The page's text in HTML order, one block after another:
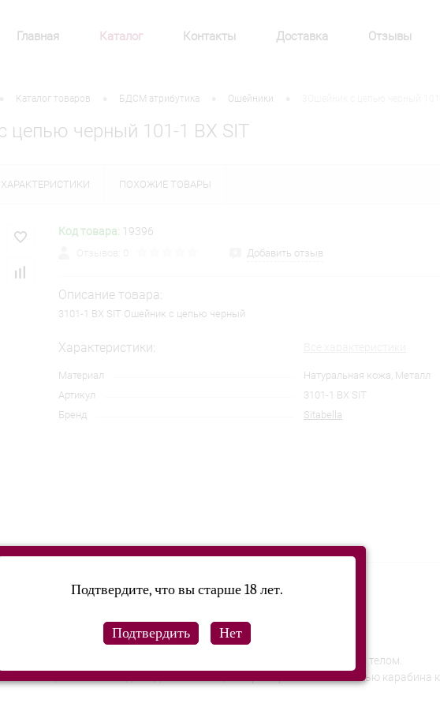
Главная Каталог Контакты Доставка Отзывы
Каталог товаров БДСМ атрибутика Ошейники
цепью черный 101-1 BX SIT
ХАРАКТЕРИСТИКИ ПОХОЖИЕ ТОВАРЫ
Код товара: 19396
Добавить отзыв
Описание товара:
3101-1 BX SIT Ошейник с цепью черный
Характеристики:
Материал
Натуральная кожа, Металл
Артикул
3101-1 BX SIT
Бренд
Sitabella
стороны подкладка из велюра для приятного соприкосновения с телом.
и цепочкой-поводком длиной 50 см, которая крепится с помощью карабина к
Подтвердите, что вы старше 18 лет.